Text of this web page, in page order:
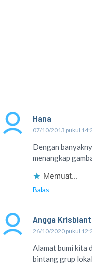
Hana
07/10/2013 pukul
Dengan
menangkap
Memuat...
Balas
Angga
26/10/2020 pukul
Alamat bumi kita
bintang grup